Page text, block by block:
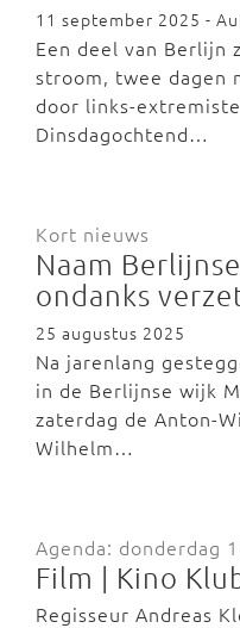
11 september 2025 -
Een deel van Berlijn
stroom, twee dagen
door links-
Dinsdagochtend…
Kort nieuws
Naam
ondanks
25 augustus 2025
Na jarenlang
in de Berlijnse wijk
zaterdag de Anton-
Wilhelm…
Agenda: donderdag
Film | Kino
Regisseur Andreas